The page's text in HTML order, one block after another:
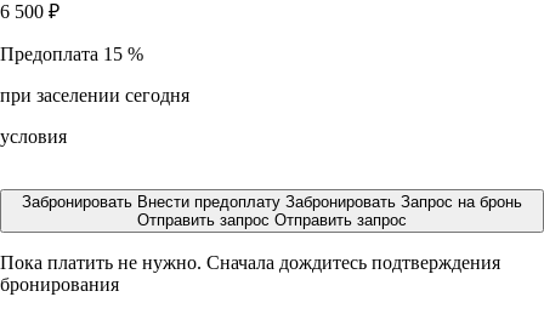
6 500 ₽
Предоплата 15 %
при заселении сегодня
условия
Забронировать Внести предоплату Забронировать Запрос на бронь
Отправить запрос Отправить запрос
Пока платить не нужно. Сначала дождитесь подтверждения
бронирования